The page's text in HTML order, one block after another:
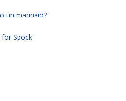
un marinaio?
for Spock